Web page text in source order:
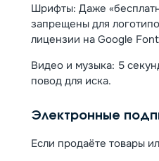
Шрифты: Даже
запрещены для
лицензии на Google
Видео и музыка: 5
повод для иска.
Электронные
Если продаёте товары